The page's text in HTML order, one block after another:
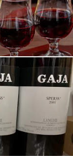
ったら４種選ん